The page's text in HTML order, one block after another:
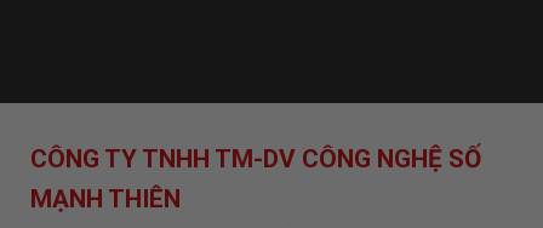
CÔNG TY TNHH TM-DV CÔNG NGHỆ SỐ
MẠNH THIÊN